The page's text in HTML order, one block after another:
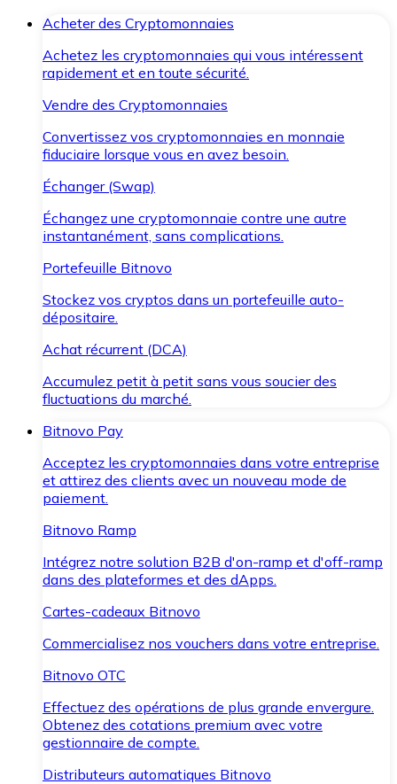
Acheter des Cryptomonnaies
Achetez les cryptomonnaies qui vous intéressent
rapidement et en toute sécurité.
Vendre des Cryptomonnaies
Convertissez vos cryptomonnaies en monnaie
fiduciaire lorsque vous en avez besoin.
Échanger (Swap)
Échangez une cryptomonnaie contre une autre
instantanément, sans complications.
Portefeuille Bitnovo
Stockez vos cryptos dans un portefeuille auto-
dépositaire.
Achat récurrent (DCA)
Accumulez petit à petit sans vous soucier des
fluctuations du marché.
Bitnovo Pay
Acceptez les cryptomonnaies dans votre entreprise
et attirez des clients avec un nouveau mode de
paiement.
Bitnovo Ramp
Intégrez notre solution B2B d'on-ramp et d'off-ramp
dans des plateformes et des dApps.
Cartes-cadeaux Bitnovo
Commercialisez nos vouchers dans votre entreprise.
Bitnovo OTC
Effectuez des opérations de plus grande envergure.
Obtenez des cotations premium avec votre
gestionnaire de compte.
Distributeurs automatiques Bitnovo